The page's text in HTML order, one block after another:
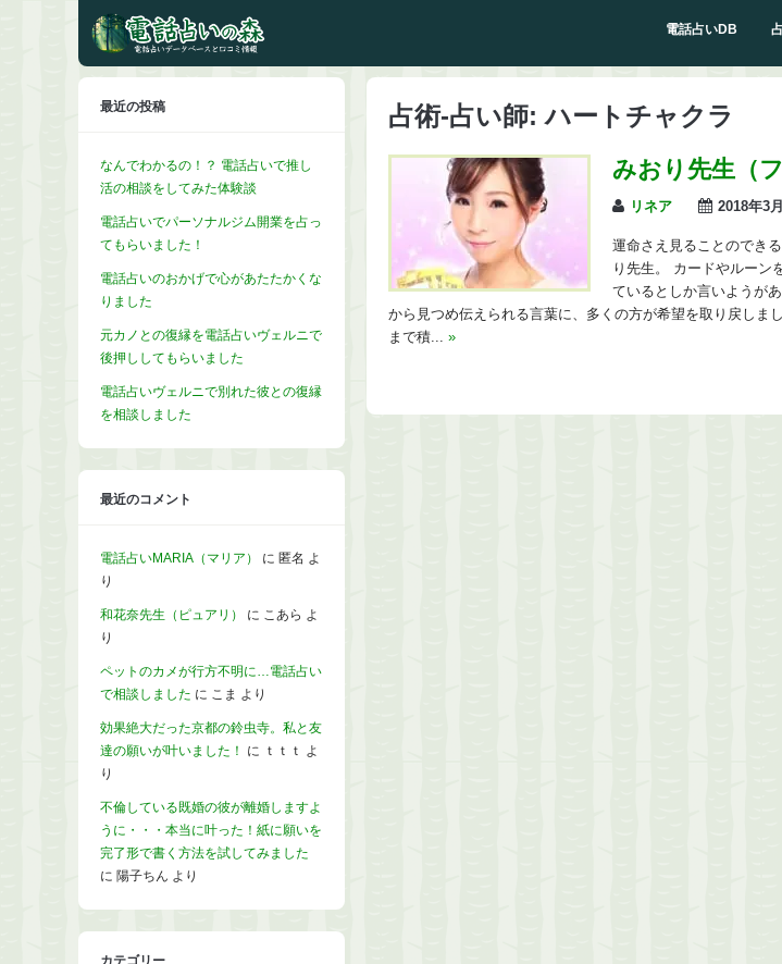
電話占いDB
占術-占い師:ハートチャクラ
みおり先生（
リネア 2018年3
運命さえ見ることのでき
り先生。 カードやルーン
ているとしか言いようが
から見つめ伝えられる言葉に、多くの方が希望を取り戻しま
まで積... »
最近の投稿
なんでわかるの！？ 電話占いで推し
活の相談をしてみた体験談
電話占いでパーソナルジム開業を占っ
てもらいました！
電話占いのおかげで心があたたかくな
りました
元カノとの復縁を電話占いヴェルニで
後押ししてもらいました
電話占いヴェルニで別れた彼との復縁
を相談しました
最近のコメント
電話占いMARIA（マリア） に 匿名 よ
り
和花奈先生（ピュアリ） に こあら よ
り
ペットのカメが行方不明に…電話占い
で相談しました に こま より
効果絶大だった京都の鈴虫寺。私と友
達の願いが叶いました！
に ｔｔｔ よ
り
不倫している既婚の彼が離婚しますよ
うに・・・本当に叶った！紙に願いを
完了形で書く方法を試してみました
に 陽子ちん より